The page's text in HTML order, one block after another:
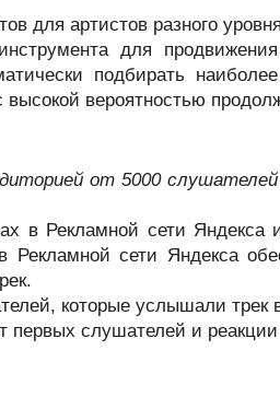
для артистов разного
для
подбирать
вероятностью
от 5000
в Рекламной сети
сети Яндекса
которые услышали
первых слушателей и